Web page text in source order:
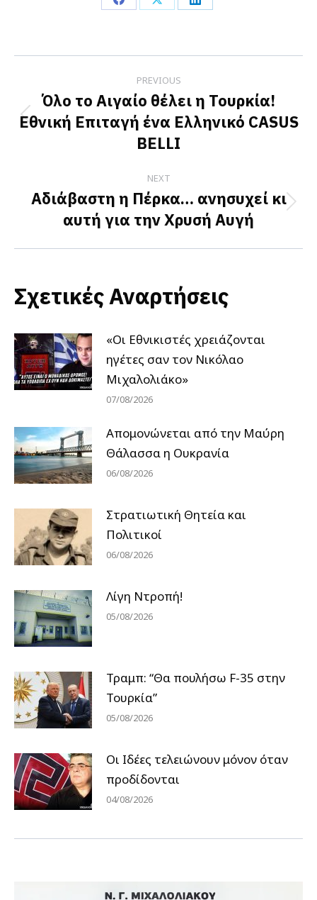
Share
Facebook
Share
X
Share
LinkedIn
navigation
PREVIOUS
Previous
post:
Όλο το Αιγαίο θέλει η Τουρκία!
Εθνική Επιταγή ένα Ελληνικό CASUS
BELLI
NEXT
Next
post:
Αδιάβαστη η Πέρκα… ανησυχεί κι
αυτή για την Χρυσή Αυγή
Σχετικές Αναρτήσεις
«Οι Εθνικιστές χρειάζονται
ηγέτες σαν τον Νικόλαο
Μιχαλολιάκο»
07/08/2026
Απομονώνεται από την Μαύρη
Θάλασσα η Ουκρανία
06/08/2026
Στρατιωτική Θητεία και
Πολιτικοί
06/08/2026
Λίγη Ντροπή!
05/08/2026
Τραμπ: “Θα πουλήσω F-35 στην
Τουρκία”
05/08/2026
Οι Ιδέες τελειώνουν μόνον όταν
προδίδονται
04/08/2026